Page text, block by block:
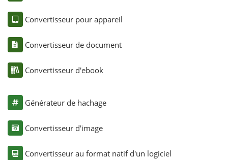
Convertisseur pour appareil
Convertisseur de document
Convertisseur d'ebook
Générateur de hachage
Convertisseur d'image
Convertisseur au format natif d'un logiciel